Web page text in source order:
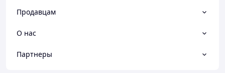
Продавцам
О нас
Партнеры